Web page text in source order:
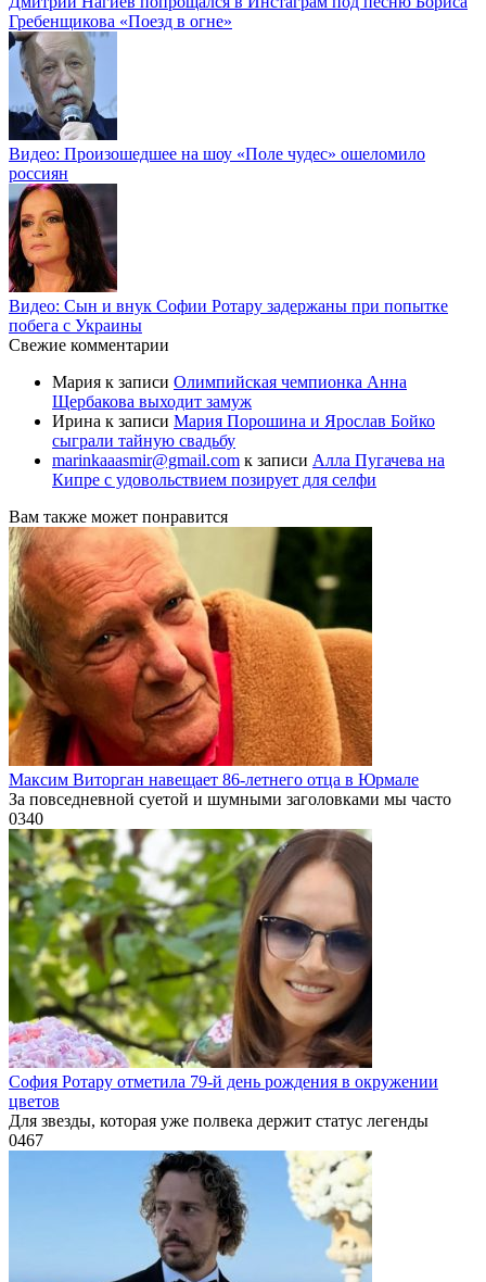
Гребенщикова «Поезд в огне»
Видео: Произошедшее на шоу «Поле чудес» ошеломило
россиян
Видео: Сын и внук Софии Ротару задержаны при попытке
побега с Украины
Свежие комментарии
Мария к записи Олимпийская чемпионка Анна
Щербакова выходит замуж
Ирина к записи Мария Порошина и Ярослав Бойко
сыграли тайную свадьбу
marinkaaasmir@gmail.com к записи Алла Пугачева на
Кипре с удовольствием позирует для селфи
Вам также может понравится
Максим Виторган навещает 86-летнего отца в Юрмале
За повседневной суетой и шумными заголовками мы часто
0340
София Ротару отметила 79-й день рождения в окружении
цветов
Для звезды, которая уже полвека держит статус легенды
0467